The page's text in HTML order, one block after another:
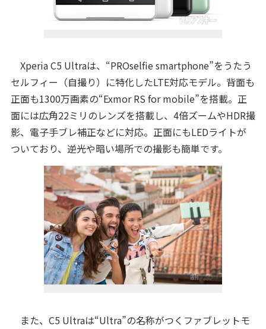
Xperia C5 Ultraは、“PROselfie smartphone”をうたう
セルフィー（自撮り）に特化したLTE対応モデル。背面も
正面も1300万画素の“Exmor RS for mobile”を搭載。正
面には広角22ミリのレンズを搭載し、4倍ズームやHDR撮
影、電子手ブレ補正などに対応。正面にもLEDライトが
ついており、逆光や暗い場所での撮影も簡単です。
また、C5 Ultraは“Ultra”の名称がつくファブレットモ